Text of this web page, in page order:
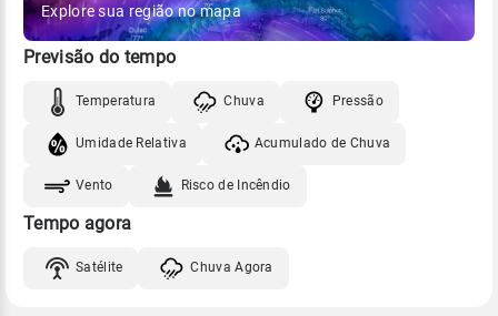
Explore sua região no mapa
Previsão do tempo
Temperatura Chuva Pressão
Umidade Relativa Acumulado de Chuva
Vento Risco de Incêndio
Tempo agora
Satélite Chuva Agora